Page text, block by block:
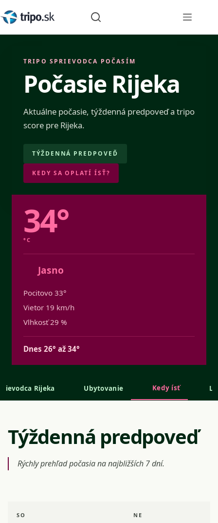
to
content
TRIPO SPRIEVODCA POČASÍM
Počasie Rijeka
Aktuálne počasie, týždenná predpoveď a tripo
score pre Rijeka.
TÝŽDENNÁ PREDPOVEĎ
KEDY SA OPLATÍ ÍSŤ?
34°
°C
Jasno
Pocitovo 33°
Vietor 19 km/h
Vlhkosť 29 %
Dnes 26° až 34°
Rijeka Ubytovanie Kedy ísť
Týždenná predpoveď
Rýchly prehľad počasia na najbližších 7 dní.
SO NE